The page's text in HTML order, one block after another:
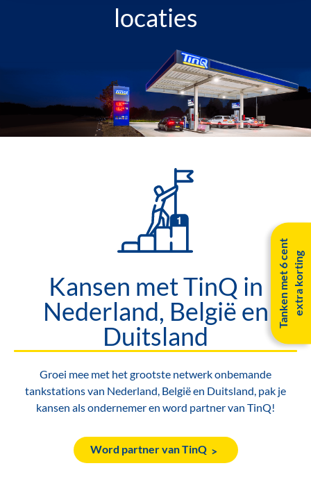
T
a
n
k
e
n
m
e
t
6
c
e
n
t
e
x
t
r
a
k
o
r
t
i
ng
locaties
Kansen met TinQ in
Nederland, België en
Duitsland
Groei mee met het grootste netwerk onbemande
tankstations van Nederland, België en Duitsland, pak je
kansen als ondernemer en word partner van TinQ!
Word partner van TinQ